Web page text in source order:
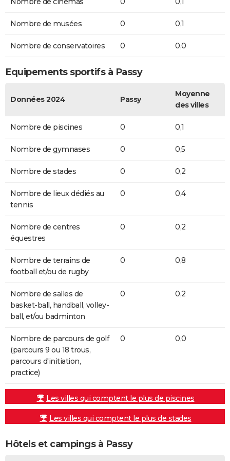
Nombre de musées 0 0,1
Nombre de conservatoires 0 0,0
Equipements sportifs à Passy
Données 2024 Passy
Moyenne
des villes
Nombre de piscines 0 0,1
Nombre de gymnases 0 0,5
Nombre de stades 0 0,2
Nombre de lieux dédiés au
tennis
0 0,4
Nombre de centres
équestres
0 0,2
Nombre de terrains de
football et/ou de rugby
0 0,8
Nombre de salles de
basket-ball, handball, volley-
ball, et/ou badminton
0 0,2
Nombre de parcours de golf
(parcours 9 ou 18 trous,
parcours d'initiation,
practice)
0 0,0
Les villes qui comptent le plus de piscines
Les villes qui comptent le plus de stades
Hôtels et campings à Passy